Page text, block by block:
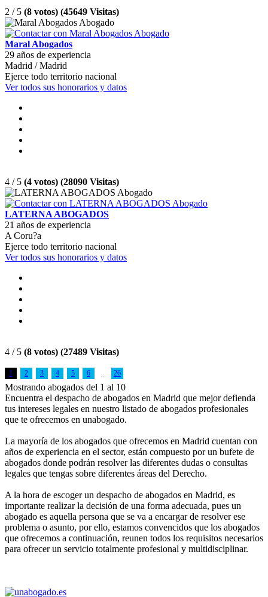
2 / 5 (8 votos) (45649 Visitas)
Maral Abogados
29 años de experiencia
Madrid / Madrid
Ejerce todo territorio nacional
Ver todos sus honorarios y datos
4 / 5 (4 votos) (28090 Visitas)
LATERNA ABOGADOS
21 años de experiencia
A Coru?a
Ejerce todo territorio nacional
Ver todos sus honorarios y datos
4 / 5 (8 votos) (27489 Visitas)
1 2 3 4 5 6 ... 26
Mostrando abogados del 1 al 10
Encuentra el despacho de abogados en Madrid que mejor defienda
tus intereses legales en nuestro listado de abogados profesionales
que te ofrecemos en unabogado.
La mayoría de los abogados que ofrecemos en Madrid cuentan con
años de experiencia en el sector, están compuesto por un bufete de
abogados donde podrán resolver las diferentes dudas o consultas
legales que tengas sobre diferentes áreas del Derecho.
A la hora de escoger un despacho de abogados en Madrid, es
importante realizar la decisión de una forma adecuada, pues un
abogado es aquella persona que se va a encargar de resolver ese
problema o asunto, por ello, estamos convencidos que los abogados
que ofrecemos a continuación, reunen todos los requisitos necesarios
para ofrecer un servicio totalmente profesional y multidisciplinar.